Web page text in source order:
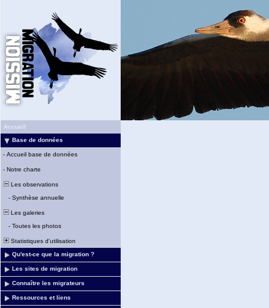
Accueil
Base de données
- Accueil base de données
- Notre charte
Les observations
- Synthèse annuelle
Les galeries
- Toutes les photos
Statistiques d'utilisation
Qu'est-ce que la migration ?
Les sites de migration
Connaître les migrateurs
Ressources et liens